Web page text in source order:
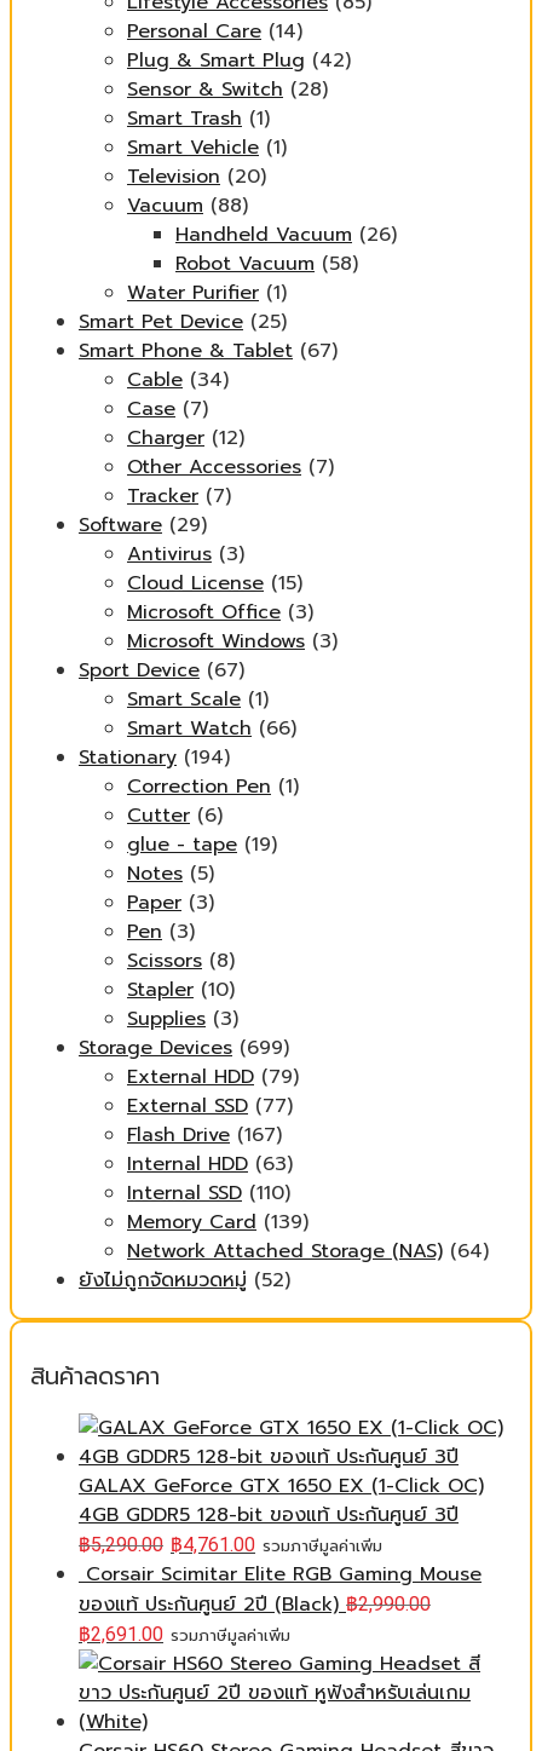
Personal Care (14)
Plug & Smart Plug (42)
Sensor & Switch (28)
Smart Trash (1)
Smart Vehicle (1)
Television (20)
Vacuum (88)
Handheld Vacuum (26)
Robot Vacuum (58)
Water Purifier (1)
Smart Pet Device (25)
Smart Phone & Tablet (67)
Cable (34)
Case (7)
Charger (12)
Other Accessories (7)
Tracker (7)
Software (29)
Antivirus (3)
Cloud License (15)
Microsoft Office (3)
Microsoft Windows (3)
Sport Device (67)
Smart Scale (1)
Smart Watch (66)
Stationary (194)
Correction Pen (1)
Cutter (6)
glue - tape (19)
Notes (5)
Paper (3)
Pen (3)
Scissors (8)
Stapler (10)
Supplies (3)
Storage Devices (699)
External HDD (79)
External SSD (77)
Flash Drive (167)
Internal HDD (63)
Internal SSD (110)
Memory Card (139)
Network Attached Storage (NAS) (64)
ยังไม่ถูกจัดหมวดหมู่ (52)
สินค้าลดราคา
GALAX GeForce GTX 1650 EX (1-Click OC)
4GB GDDR5 128-bit ของแท้ ประกันศูนย์ 3ปี
฿5,290.00 ฿4,761.00 รวมภาษีมูลค่าเพิ่ม
Corsair Scimitar Elite RGB Gaming Mouse
ของแท้ ประกันศูนย์ 2ปี (Black) ฿2,990.00
฿2,691.00 รวมภาษีมูลค่าเพิ่ม